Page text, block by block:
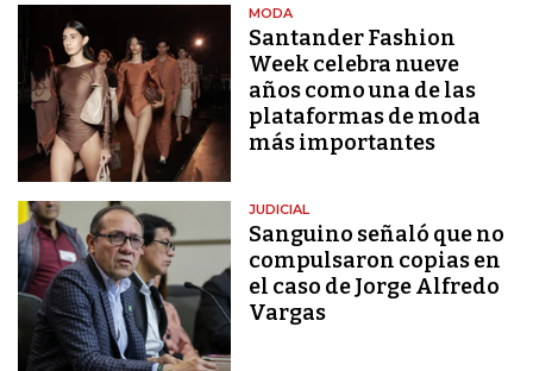
MODA
Santander Fashion
Week celebra nueve
años como una de las
plataformas de moda
más importantes
JUDICIAL
Sanguino señaló que no
compulsaron copias en
el caso de Jorge Alfredo
Vargas